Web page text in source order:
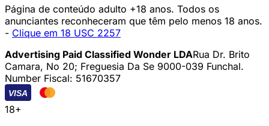
Página de conteúdo adulto +18 anos. Todos os
anunciantes reconheceram que têm pelo menos 18 anos.
- Clique em 18 USC 2257
Advertising Paid Classified Wonder LDARua Dr. Brito
Camara, No 20; Freguesia Da Se 9000-039 Funchal.
Number Fiscal: 51670357
VISA
18+